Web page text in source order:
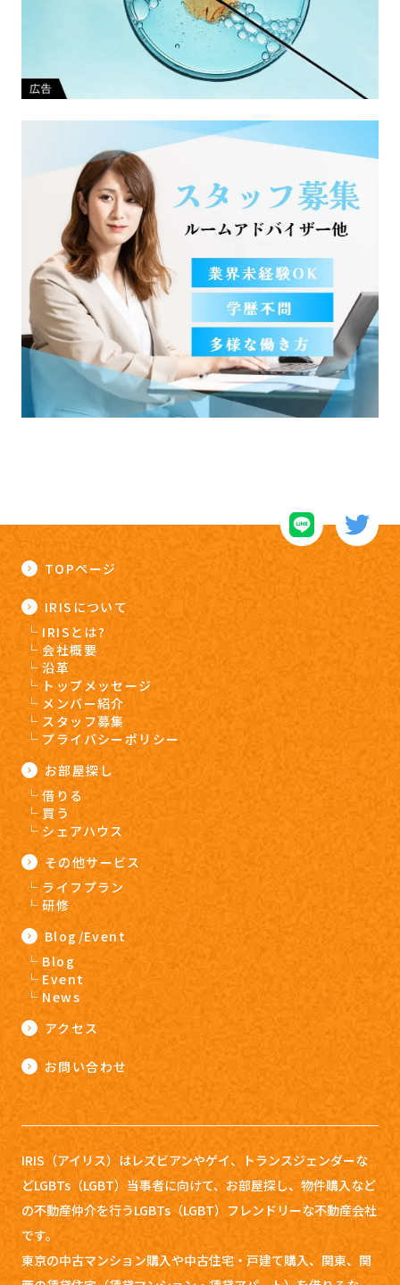
TOPページ
IRISについて
IRISとは?
会社概要
沿革
トップメッセージ
メンバー紹介
スタッフ募集
プライバシーポリシー
お部屋探し
借りる
買う
シェアハウス
その他サービス
ライフプラン
研修
Blog/Event
Blog
Event
News
アクセス
お問い合わせ
IRIS（アイリス）はレズビアンやゲイ、トランスジェンダーな
どLGBTs（LGBT）当事者に向けて、お部屋探し、 物件購入など
の不動産仲介を行うLGBTs（LGBT）フレンドリーな不動産会社
です。
東京の中古マンション購入や中古住宅・戸建て購入、関東、関